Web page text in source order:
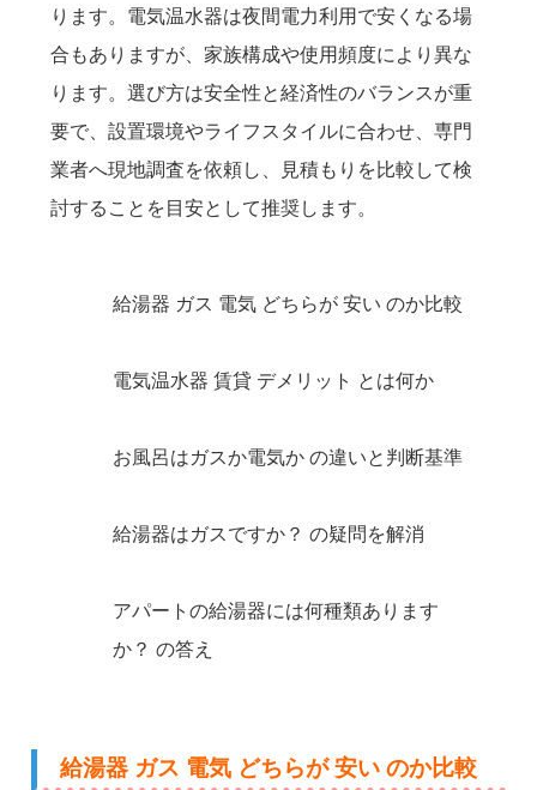
ります。電気温水器は夜間電力利用で安くなる場
合もありますが、家族構成や使用頻度により異な
ります。選び方は安全性と経済性のバランスが重
要で、設置環境やライフスタイルに合わせ、専門
業者へ現地調査を依頼し、見積もりを比較して検
討することを目安として推奨します。
給湯器 ガス 電気 どちらが 安い のか比較
電気温水器 賃貸 デメリット とは何か
お風呂はガスか電気か の違いと判断基準
給湯器はガスですか？ の疑問を解消
アパートの給湯器には何種類あります
か？ の答え
給湯器 ガス 電気 どちらが 安い のか比較